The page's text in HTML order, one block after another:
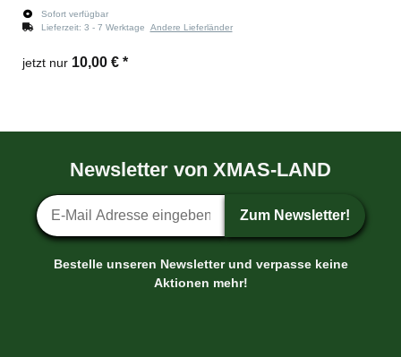
Sofort verfügbar
Lieferzeit: 3 - 7 Werktage Andere Lieferländer
jetzt nur 10,00 € *
Newsletter von XMAS-LAND
Newsletter-Anmeldung
Zum Newsletter!
Bestelle unseren Newsletter und verpasse keine
Aktionen mehr!